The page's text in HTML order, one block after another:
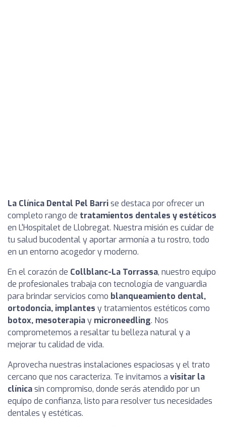
La Clínica Dental Pel Barrise destaca por ofrecer un
completo rango de tratamientos dentales y estéticos
en L'Hospitalet de Llobregat. Nuestra misión es cuidar de
tu salud bucodental y aportar armonía a tu rostro, todo
en un entorno acogedor y moderno.
En el corazón de Collblanc-La Torrassa, nuestro equipo
de profesionales trabaja con tecnología de vanguardia
para brindar servicios como blanqueamiento dental,
ortodoncia, implantes y tratamientos estéticos como
botox, mesoterapiay microneedling. Nos
comprometemos a resaltar tu belleza natural y a
mejorar tu calidad de vida.
Aprovecha nuestras instalaciones espaciosas y el trato
cercano que nos caracteriza. Te invitamos a visitar la
clínicasin compromiso, donde serás atendido por un
equipo de confianza, listo para resolver tus necesidades
dentales y estéticas.